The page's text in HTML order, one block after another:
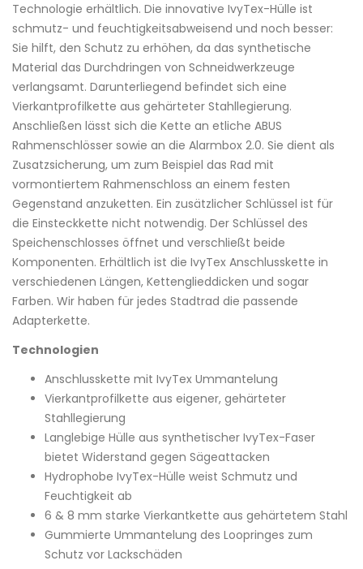
Technologie erhältlich. Die innovative IvyTex-Hülle ist
schmutz- und feuchtigkeitsabweisend und noch besser:
Sie hilft, den Schutz zu erhöhen, da das synthetische
Material das Durchdringen von Schneidwerkzeuge
verlangsamt. Darunterliegend befindet sich eine
Vierkantprofilkette aus gehärteter Stahllegierung.
Anschließen lässt sich die Kette an etliche ABUS
Rahmenschlösser sowie an die Alarmbox 2.0. Sie dient als
Zusatzsicherung, um zum Beispiel das Rad mit
vormontiertem Rahmenschloss an einem festen
Gegenstand anzuketten. Ein zusätzlicher Schlüssel ist für
die Einsteckkette nicht notwendig. Der Schlüssel des
Speichenschlosses öffnet und verschließt beide
Komponenten. Erhältlich ist die IvyTex Anschlusskette in
verschiedenen Längen, Kettenglieddicken und sogar
Farben. Wir haben für jedes Stadtrad die passende
Adapterkette.
Technologien
Anschlusskette mit IvyTex Ummantelung
Vierkantprofilkette aus eigener, gehärteter
Stahllegierung
Langlebige Hülle aus synthetischer IvyTex-Faser
bietet Widerstand gegen Sägeattacken
Hydrophobe IvyTex-Hülle weist Schmutz und
Feuchtigkeit ab
6 & 8 mm starke Vierkantkette aus gehärtetem Stahl
Gummierte Ummantelung des Loopringes zum
Schutz vor Lackschäden